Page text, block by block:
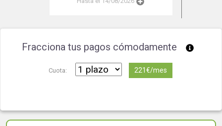
Fracciona tus pagos cómodamente
Cuota: 221€/mes